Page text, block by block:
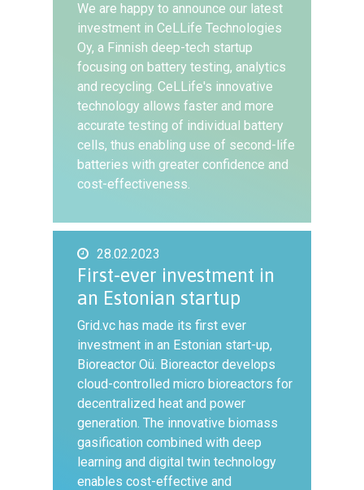
We are happy to announce our latest
investment in CeLLife Technologies
Oy, a Finnish deep-tech startup
focusing on battery testing, analytics
and recycling. CeLLife's innovative
technology allows faster and more
accurate testing of individual battery
cells, thus enabling use of second-life
batteries with greater confidence and
cost-effectiveness.
28.02.2023
First-ever investment in
an Estonian startup
Grid.vc has made its first ever
investment in an Estonian start-up,
Bioreactor Oü. Bioreactor develops
cloud-controlled micro bioreactors for
decentralized heat and power
generation. The innovative biomass
gasification combined with deep
learning and digital twin technology
enables cost-effective and